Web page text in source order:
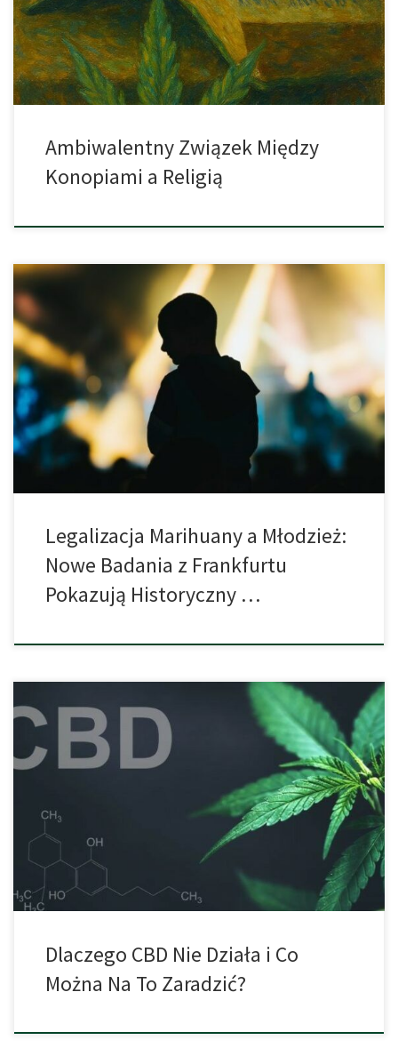
światową rozpoznawalność. Można powiedzieć, że Rastafarianie
używają konopi w kontekście medytacji i modlitwy –– choć wielu z
nich podkreśla, że […]
Ambiwalentny Związek Między
Konopiami a Religią
Konserwatywne ostrzeżenia obalone: Nowe badanie z Frankfurtu
pokazuje wyraźny spadek spożycia konopi wśród młodzieży –
mimo (a może właśnie dzięki) legalizacji. Wbrew obawom
przeciwników legalizacji, konsumpcja marihuany wśród
niemieckiej młodzieży spadła do rekordowo niskiego poziomu.
Tak wynika z najnowszego raportu opublikowanego w 2024 roku
przez zespół badawczy z Frankfurtu nad […]
Legalizacja Marihuany a Młodzież:
Nowe Badania z Frankfurtu
Pokazują Historyczny …
„Dlaczego CBD na mnie nie działa?“ Pytanie, które często wynika
z fałszywych oczekiwań, dezinformacji i nieporozumień. W tym
artykule zostaną omówione zarówno czynniki fizjologiczne, jak i
psychologiczne, które odgrywają rolę w działaniu CBD. Brak
Środków Przeciwbólowych – Brak Natychmiastowego Działania
CBD nie jest środkiem przeciwbólowym w klasycznym tego słowa
znaczeniu. […]
Dlaczego CBD Nie Działa i Co
Można Na To Zaradzić?